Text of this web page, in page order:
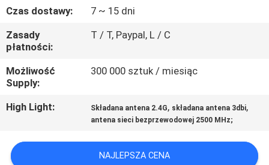
SKONTAKTUJ
SIĘ
Z
NAMI
AKTUALNOŚCI
PRZYPADKI
Czas dostawy:
7 ~ 15 dni
Zasady
płatności:
T / T, Paypal, L / C
Możliwość
Supply:
300 000 sztuk / miesiąc
High Light: Składana antena 2.4G, składana antena 3dbi,
antena sieci bezprzewodowej 2500 MHz;
NAJLEPSZA CENA